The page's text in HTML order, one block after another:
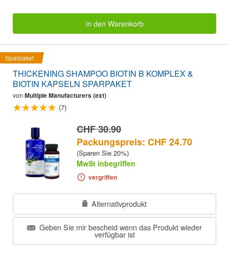
in den Warenkorb
Sparpaket
THICKENING SHAMPOO BIOTIN B KOMPLEX &
BIOTIN KAPSELN SPARPAKET
von Multiple Manufacturers (ext)
(7)
CHF 30.90
Packungspreis: CHF 24.70
(Sparen Sie 20%)
MwSt inbegriffen
vergriffen
Alternativprodukt
Geben Sie mir bescheid wenn das Produkt wieder
verfügbar ist